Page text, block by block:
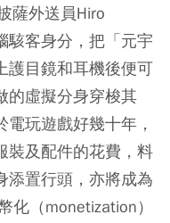
薩外送員Hiro
駭客身分，把「元宇
護目鏡和耳機後便可
的虛擬分身穿梭其
玩遊戲好幾十年，
裝及配件的花費，料
添置行頭，亦將成為
化（monetization）